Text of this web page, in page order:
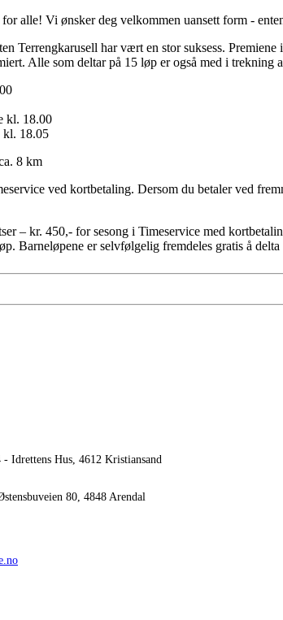
alle! Vi ønsker deg velkommen uansett form -
Terrengkarusell har vært en stor suksess.
Alle som deltar på 15 løp er også med i trekning
kl. 18.00
kl. 18.05
8 km
ved kortbetaling. Dersom du betaler ved
– kr. 450,- for sesong i Timeservice med
Barneløpene er selvfølgelig fremdeles gratis å delta
- Idrettens Hus, 4612 Kristiansand
80, 4848 Arendal